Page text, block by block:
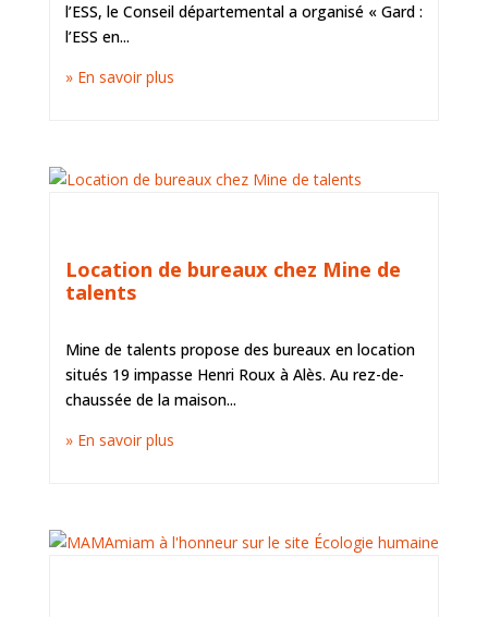
l’ESS, le Conseil départemental a organisé « Gard :
l’ESS en...
» En savoir plus
Location de bureaux chez Mine de
talents
Mine de talents propose des bureaux en location
situés 19 impasse Henri Roux à Alès. Au rez-de-
chaussée de la maison...
» En savoir plus